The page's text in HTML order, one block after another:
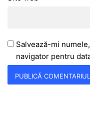
Salvează-mi
navigator pentru